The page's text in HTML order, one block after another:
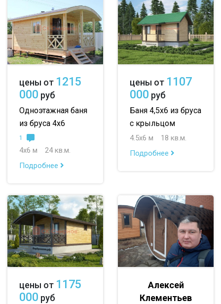
профилированный
100х150
150х150
150х200
7х8 7х10 8х8
8х9 большие
небольшие
маленькие
до 150 м
с котельной с панорамными окнами
со вторым светом с санузлом с ванной
с туалетом с гостевой комнатой
с навесом для авто
цены от 1215
000 руб
Одноэтажная баня
из бруса 4х6
1
4х6 м
24 кв.м.
Подробнее
цены от 1107
000 руб
Баня 4,5х6 из бруса
с крыльцом
4.5х6 м
18 кв.м.
Подробнее
цены от 1175
000 руб
Алексей
Клементьев